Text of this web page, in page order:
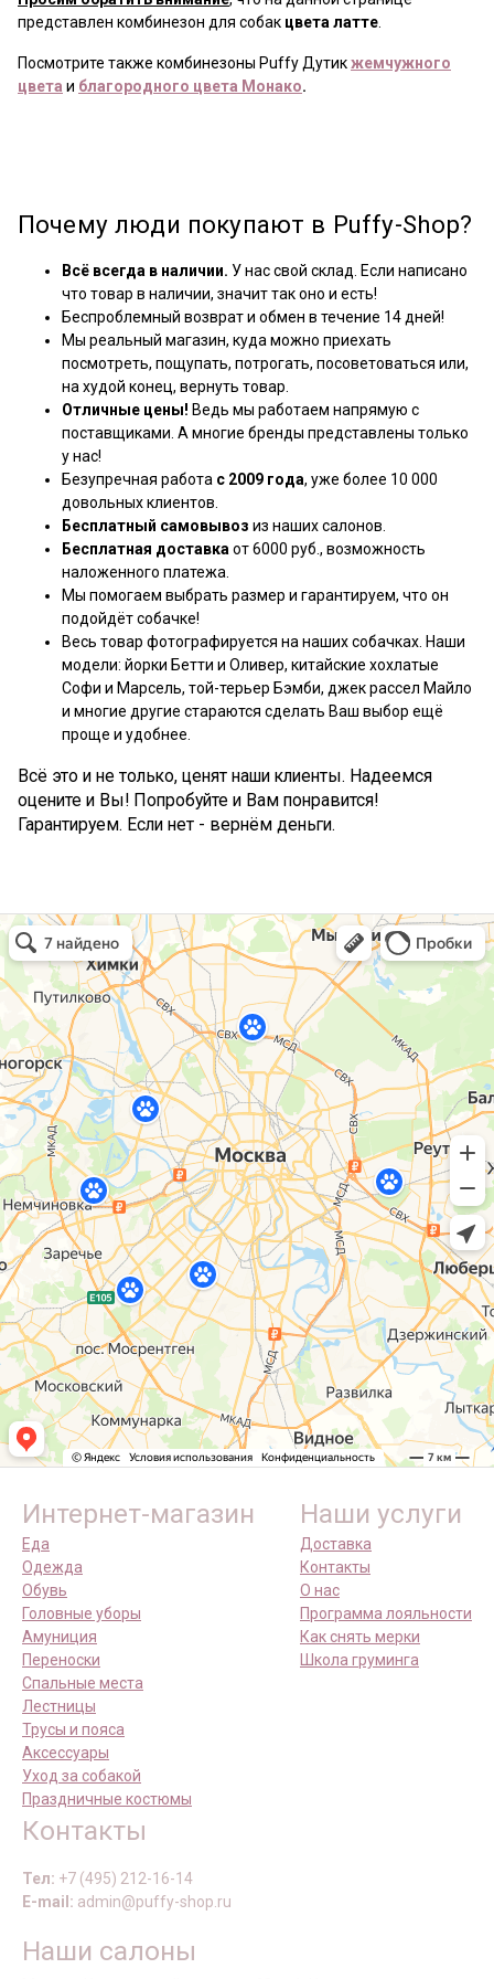
представлен комбинезон для собак цвета латте
Посмотрите также комбинезоны Puffy Дутикжемчужного
цвета и благородного цвета Монако.
Почему люди покупают в Puffy-Shop?
Всё всегда в наличии. У нас свой склад. Если написано
что товар в наличии, значит так оно и есть!
Беспроблемный возврат и обмен в течение 14 дней!
Мы реальный магазин, куда можно приехать
посмотреть, пощупать, потрогать, посоветоваться или,
на худой конец, вернуть товар.
Отличные цены! Ведь мы работаем напрямую с
поставщиками. А многие бренды представлены только
у нас!
Безупречная работа с 2009 года, уже более 10 000
довольных клиентов.
Бесплатный самовывоз из наших салонов.
Бесплатная доставка от 6000 руб., возможность
наложенного платежа.
Мы помогаем выбрать размер и гарантируем, что он
подойдёт собачке!
Весь товар фотографируется на наших собачках. Наши
модели: йорки Бетти и Оливер, китайские хохлатые
Софи и Марсель, той-терьер Бэмби, джек рассел Майло
и многие другие стараются сделать Ваш выбор ещё
проще и удобнее.
Всё это и не только, ценят наши клиенты. Надеемся
оцените и Вы! Попробуйте и Вам понравится!
Гарантируем. Если нет - вернём деньги.
Интернет-магазин
Еда
Одежда
Обувь
Головные уборы
Амуниция
Переноски
Спальные места
Лестницы
Трусы и пояса
Аксессуары
Уход за собакой
Праздничные костюмы
Наши услуги
Доставка
Контакты
О нас
Программа лояльности
Как снять мерки
Школа груминга
Контакты
Тел: +7 (495) 212-16-14
E-mail: admin@puffy-shop.ru
Наши салоны